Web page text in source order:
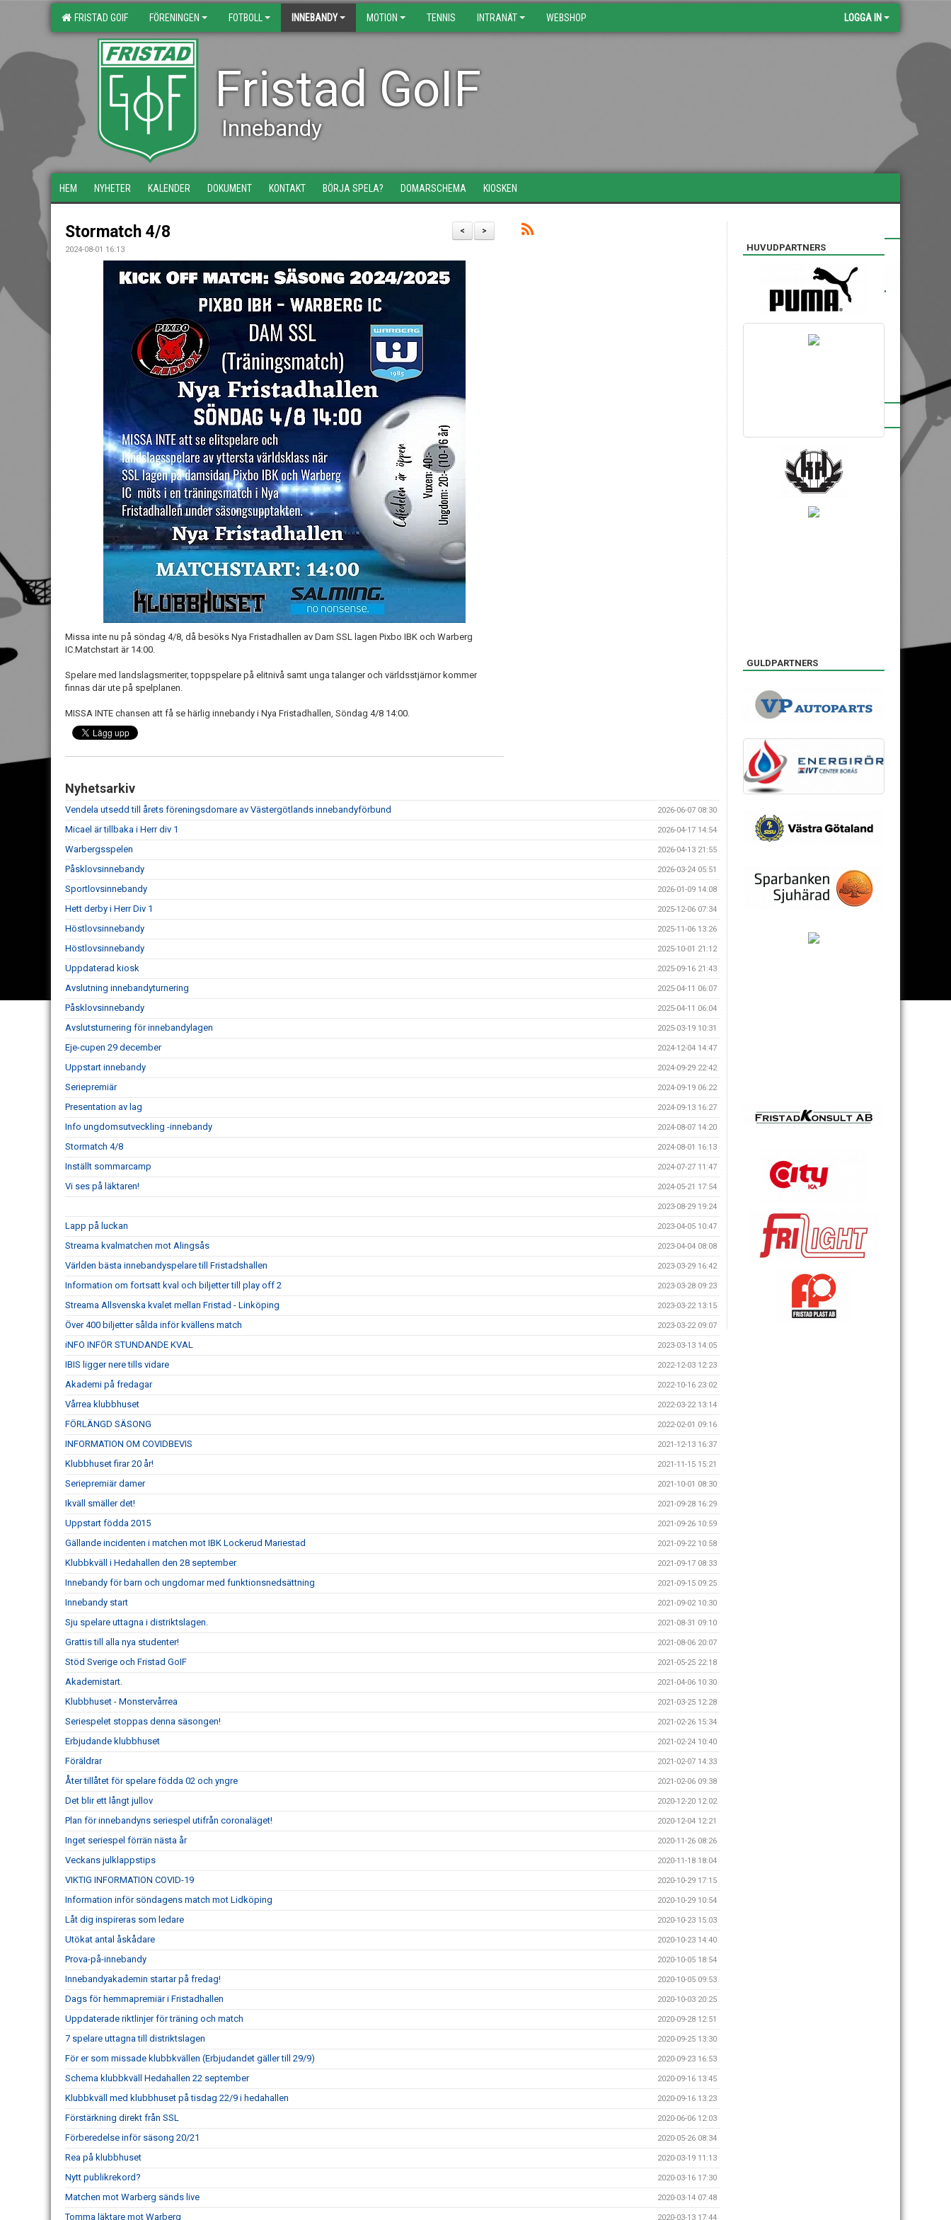
FRISTAD GOIF FÖRENINGEN FOTBOLL INNEBANDY MOTION TENNIS INTRANÄT WEBSHOP LOGGA IN
Fristad GoIF
Innebandy
HEM NYHETER KALENDER DOKUMENT KONTAKT BÖRJA SPELA? DOMARSCHEMA KIOSKEN
>
<
Stormatch 4/8
2024-08-01 16:13
Missa inte nu på söndag 4/8, då besöks Nya Fristadhallen av Dam SSL lagen Pixbo IBK och Warberg
IC.Matchstart är 14:00.
Spelare med landslagsmeriter, toppspelare på elitnivå samt unga talanger och världsstjärnor kommer
finnas där ute på spelplanen.
MISSA INTE chansen att få se härlig innebandy i Nya Fristadhallen, Söndag 4/8 14:00.
Nyhetsarkiv
Vendela utsedd till årets föreningsdomare av Västergötlands innebandyförbund 2026-06-07 08:30
Micael är tillbaka i Herr div 1 2026-04-17 14:54
Warbergsspelen 2026-04-13 21:55
Påsklovsinnebandy 2026-03-24 05:51
Sportlovsinnebandy 2026-01-09 14:08
Hett derby i Herr Div 1 2025-12-06 07:34
Höstlovsinnebandy 2025-11-06 13:26
Höstlovsinnebandy 2025-10-01 21:12
Uppdaterad kiosk 2025-09-16 21:43
Avslutning innebandyturnering 2025-04-11 06:07
Påsklovsinnebandy 2025-04-11 06:04
Avslutsturnering för innebandylagen 2025-03-19 10:31
Eje-cupen 29 december 2024-12-04 14:47
Uppstart innebandy 2024-09-29 22:42
Seriepremiär 2024-09-19 06:22
Presentation av lag 2024-09-13 16:27
Info ungdomsutveckling -innebandy 2024-08-07 14:20
Stormatch 4/8 2024-08-01 16:13
Inställt sommarcamp 2024-07-27 11:47
Vi ses på läktaren! 2024-05-21 17:54
2023-08-29 19:24
Lapp på luckan 2023-04-05 10:47
Streama kvalmatchen mot Alingsås 2023-04-04 08:08
Världen bästa innebandyspelare till Fristadshallen 2023-03-29 16:42
Information om fortsatt kval och biljetter till play off 2 2023-03-28 09:23
Streama Allsvenska kvalet mellan Fristad - Linköping 2023-03-22 13:15
Över 400 biljetter sålda inför kvällens match 2023-03-22 09:07
iNFO INFÖR STUNDANDE KVAL 2023-03-13 14:05
IBIS ligger nere tills vidare 2022-12-03 12:23
Akademi på fredagar 2022-10-16 23:02
Vårrea klubbhuset 2022-03-22 13:14
FÖRLÄNGD SÄSONG 2022-02-01 09:16
INFORMATION OM COVIDBEVIS 2021-12-13 16:37
Klubbhuset firar 20 år! 2021-11-15 15:21
Seriepremiär damer 2021-10-01 08:30
Ikväll smäller det! 2021-09-28 16:29
Uppstart födda 2015 2021-09-26 10:59
Gällande incidenten i matchen mot IBK Lockerud Mariestad 2021-09-22 10:58
Klubbkväll i Hedahallen den 28 september 2021-09-17 08:33
Innebandy för barn och ungdomar med funktionsnedsättning 2021-09-15 09:25
Innebandy start 2021-09-02 10:30
Sju spelare uttagna i distriktslagen. 2021-08-31 09:10
Grattis till alla nya studenter! 2021-08-06 20:07
Stöd Sverige och Fristad GoIF 2021-05-25 22:18
Akademistart. 2021-04-06 10:30
Klubbhuset - Monstervårrea 2021-03-25 12:28
Seriespelet stoppas denna säsongen! 2021-02-26 15:34
Erbjudande klubbhuset 2021-02-24 10:40
Föräldrar 2021-02-07 14:33
Åter tillåtet för spelare födda 02 och yngre 2021-02-06 09:38
Det blir ett långt jullov 2020-12-20 12:02
Plan för innebandyns seriespel utifrån coronaläget! 2020-12-04 12:21
Inget seriespel förrän nästa år 2020-11-26 08:26
Veckans julklappstips 2020-11-18 18:04
VIKTIG INFORMATION COVID-19 2020-10-29 17:15
Information inför söndagens match mot Lidköping 2020-10-29 10:54
Låt dig inspireras som ledare 2020-10-23 15:03
Utökat antal åskådare 2020-10-23 14:40
Prova-på-innebandy 2020-10-05 18:54
Innebandyakademin startar på fredag! 2020-10-05 09:53
Dags för hemmapremiär i Fristadhallen 2020-10-03 20:25
Uppdaterade riktlinjer för träning och match 2020-09-28 12:51
7 spelare uttagna till distriktslagen 2020-09-25 13:30
För er som missade klubbkvällen (Erbjudandet gäller till 29/9) 2020-09-23 16:53
Schema klubbkväll Hedahallen 22 september 2020-09-16 13:45
Klubbkväll med klubbhuset på tisdag 22/9 i hedahallen 2020-09-16 13:23
Förstärkning direkt från SSL 2020-06-06 12:03
Förberedelse inför säsong 20/21 2020-05-26 08:34
Rea på klubbhuset 2020-03-19 11:13
Nytt publikrekord? 2020-03-16 17:30
Matchen mot Warberg sänds live 2020-03-14 07:48
Tomma läktare mot Warberg 2020-03-13 17:44
HUVUDPARTNERS
GULDPARTNERS
SILVERPARTNERS
BRONSPARTNERS
INSTAGRAM